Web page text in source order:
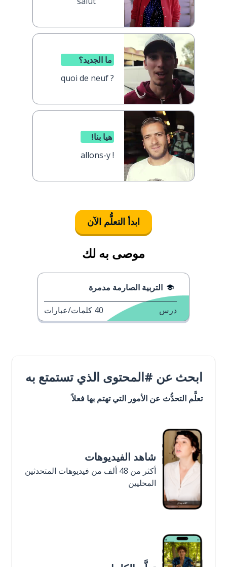
ما الجديد؟
quoi de neuf ?
هيا بنا!
allons-y !
ابدأ التعلُّم الآن
موصى به لك
التربية الصارمة مدمرة
درس 40 كلمات/عبارات
ابحث عن #المحتوى الذي تستمتع به
تعلَّم التحدُّث عن الأمور التي تهتم بها فعلاً
شاهد الفيديوهات
أكثر من 48 ألف من فيديوهات المتحدثين
المحليين